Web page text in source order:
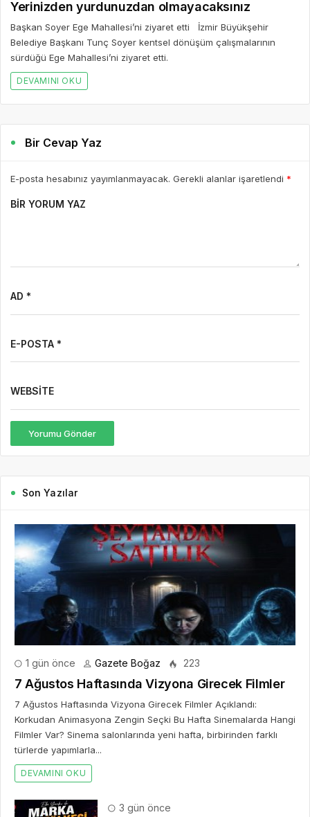
Yerinizden yurdunuzdan olmayacaksınız
Başkan Soyer Ege Mahallesi’ni ziyaret etti İzmir Büyükşehir
Belediye Başkanı Tunç Soyer kentsel dönüşüm çalışmalarının
sürdüğü Ege Mahallesi’ni ziyaret etti.
DEVAMINI OKU
Bir Cevap Yaz
E-posta hesabınız yayımlanmayacak. Gerekli alanlar işaretlendi *
BIR YORUM YAZ
AD *
E-POSTA *
WEBSITE
Yorumu Gönder
Son Yazılar
1 gün önce Gazete Boğaz 223
7 Ağustos Haftasında Vizyona Girecek Filmler
7 Ağustos Haftasında Vizyona Girecek Filmler Açıklandı:
Korkudan Animasyona Zengin Seçki Bu Hafta Sinemalarda Hangi
Filmler Var? Sinema salonlarında yeni hafta, birbirinden farklı
türlerde yapımlarla...
DEVAMINI OKU
3 gün önce